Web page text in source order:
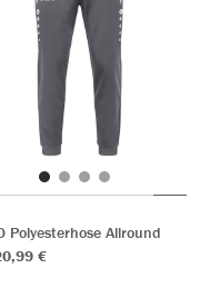
Polyesterhose Allround
€